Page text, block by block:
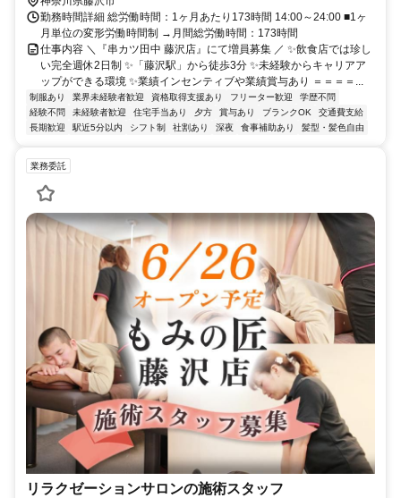
勤務時間詳細 総労働時間：1ヶ月あたり173時間 14:00～24:00 ■1ヶ
月単位の変形労働時間制 →月間総労働時間：173時間
仕事内容 ＼『串カツ田中 藤沢店』にて増員募集 ／ ✨飲食店では珍し
い完全週休2日制 ✨「藤沢駅」から徒歩3分 ✨未経験からキャリアア
ップができる環境 ✨業績インセンティブや業績賞与あり ＝＝＝＝...
制服あり 業界未経験者歓迎 資格取得支援あり フリーター歓迎
学歴不問
経験不問
未経験者歓迎 住宅手当あり 夕方 賞与あり ブランクOK
交通費支給
長期歓迎
駅近5分以内 シフト制 社割あり 深夜 食事補助あり 髪型・髪色自由
業務委託
リラクゼーションサロンの施術スタッフ